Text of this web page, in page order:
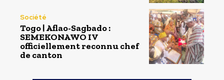
Société
Togo | Aflao-Sagbado :
SEMEKONAWO IV
officiellement reconnu chef
de canton